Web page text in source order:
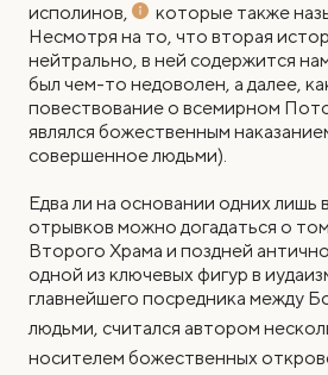
исполинов,
которые также
Несмотря на то, что вторая
нейтрально, в ней содержится
был чем-то недоволен, а далее,
повествование о всемирном
являлся божественным
совершенное людьми).
Едва ли на основании одних
отрывков можно догадаться о
Второго Храма и поздней
одной из ключевых фигур в
главнейшего посредника между
людьми, считался автором
носителем божественных